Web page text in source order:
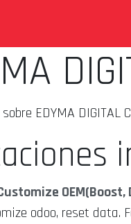
EDYMA DIGITAL
odoo, reset data.